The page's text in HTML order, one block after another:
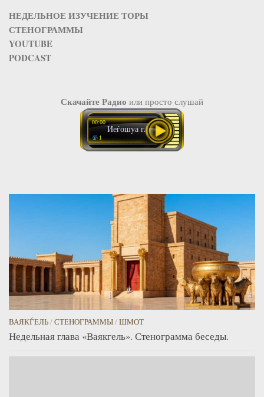
НЕДЕЛЬНОЕ ИЗУЧЕНИЕ ТОРЫ
СТЕНОГРАММЫ
YOUTUBE
PODCAST
Скачайте Радио или просто слушай
Иеѓошуа глава 8
00:00
1
ВАЯКЃЕЛЬ/СТЕНОГРАММЫ/ШМОТ
Недельная глава «Ваякгель». Стенограмма беседы.